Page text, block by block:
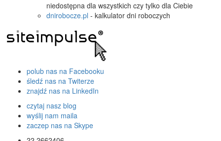
niedostępna dla wszystkich czy tylko dla Ciebie
dnirobocze.pl - kalkulator dni roboczych
polub nas na Facebooku
śledź nas na Twiterze
znajdź nas na LinkedIn
czytaj nasz blog
wyślij nam maila
zaczep nas na Skype